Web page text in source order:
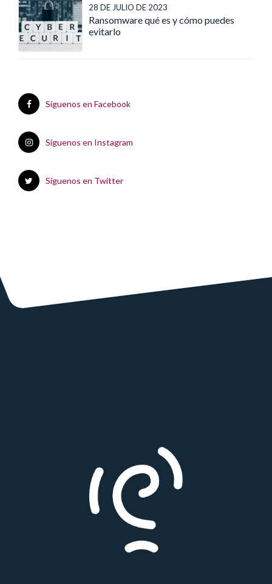
28 DE JULIO DE 2023
Ransomware qué es y cómo puedes
evitarlo
Síguenos en Facebook
Síguenos en Instagram
Síguenos en Twitter